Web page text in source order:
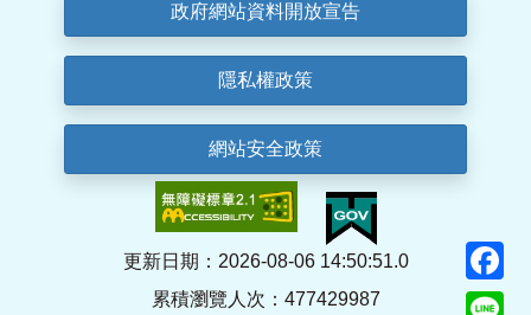
政府網站資料開放宣告
隱私權政策
網站安全政策
更新日期：2026-08-06 14:50:51.0
累積瀏覽人次：477429987